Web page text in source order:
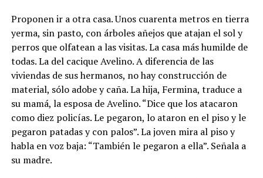
Proponen ir a otra casa. Unos cuarenta metros en tierra
yerma, sin pasto, con árboles añejos que atajan el sol y
perros que olfatean a las visitas. La casa más humilde de
todas. La del cacique Avelino. A diferencia de las
viviendas de sus hermanos, no hay construcción de
material, sólo adobe y caña. La hija, Fermina, traduce a
su mamá, la esposa de Avelino.“Dice que los atacaron
como diez policías. Le pegaron, lo ataron en el piso y le
pegaron patadas y con palos”. La joven mira al piso y
habla en voz baja: “También le pegaron a ella”. Señala a
su madre.